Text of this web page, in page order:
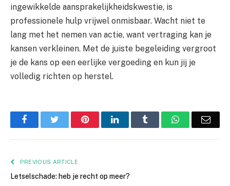
ingewikkelde aansprakelijkheidskwestie, is
professionele hulp vrijwel onmisbaar. Wacht niet te
lang met het nemen van actie, want vertraging kan je
kansen verkleinen. Met de juiste begeleiding vergroot
je de kans op een eerlijke vergoeding en kun jij je
volledig richten op herstel.
FacebookTwitter PinterestLinkedIn Tumblr WhatsApp
PREVIOUS ARTICLE
Letselschade: heb je recht op meer?